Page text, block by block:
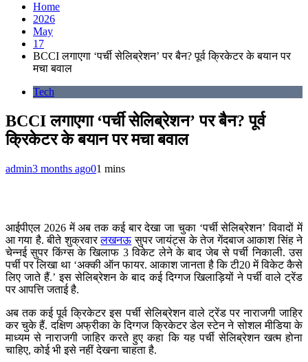
Home
2026
May
17
BCCI लगाएगा ‘पर्ची सेलिब्रेशन’ पर बैन? पूर्व क्रिकेटर के बयान पर
मचा बवाल
Tech
BCCI लगाएगा ‘पर्ची सेलिब्रेशन’ पर बैन? पूर्व
क्रिकेटर के बयान पर मचा बवाल
admin3 months ago01 mins
आईपीएल 2026 में अब तक कई बार देखा जा चुका ‘पर्ची सेलिब्रेशन’ विवादों में
आ गया है. बीते शुक्रवारलखनऊ सुपर जायंट्स के तेज गेंदबाज आकाश सिंह ने
चेन्नई सुपर किंग्स के खिलाफ 3 विकेट लेने के बाद जेब से पर्ची निकाली. उस
पर्ची पर लिखा था ‘अक्की ऑन फायर. आकाश जानता है कि टी20 में विकेट कैसे
लिए जाते हैं.’ इस सेलिब्रेशन के बाद कई दिग्गज खिलाड़ियों ने पर्ची वाले ट्रेंड
पर आपत्ति जताई है.
अब तक कई पूर्व क्रिकेटर इस पर्ची सेलिब्रेशन वाले ट्रेंड पर नाराजगी जाहिर
कर चुके हैं. दक्षिण अफ्रीका के दिग्गज क्रिकेटर डेल स्टेन ने सोशल मीडिया के
माध्यम से नाराजगी जाहिर करते हुए कहा कि यह पर्ची सेलिब्रेशन खत्म होना
चाहिए, कोई भी इसे नहीं देखना चाहता है.